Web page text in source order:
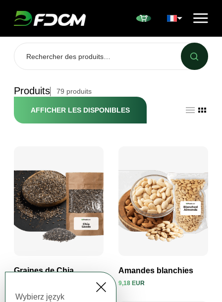
Wybierz język
Produits 79 produits
AFFICHER LES DISPONIBLES
Voir le produit
Graines de Chia Amandes blanchies
9,18 EUR